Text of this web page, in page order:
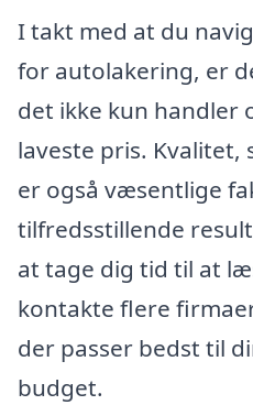
I takt med at du
for autolakering, er
det ikke kun handler
laveste pris. Kvalitet,
er også væsentlige
tilfredsstillende
at tage dig tid til at
kontakte flere
der passer bedst til
budget.